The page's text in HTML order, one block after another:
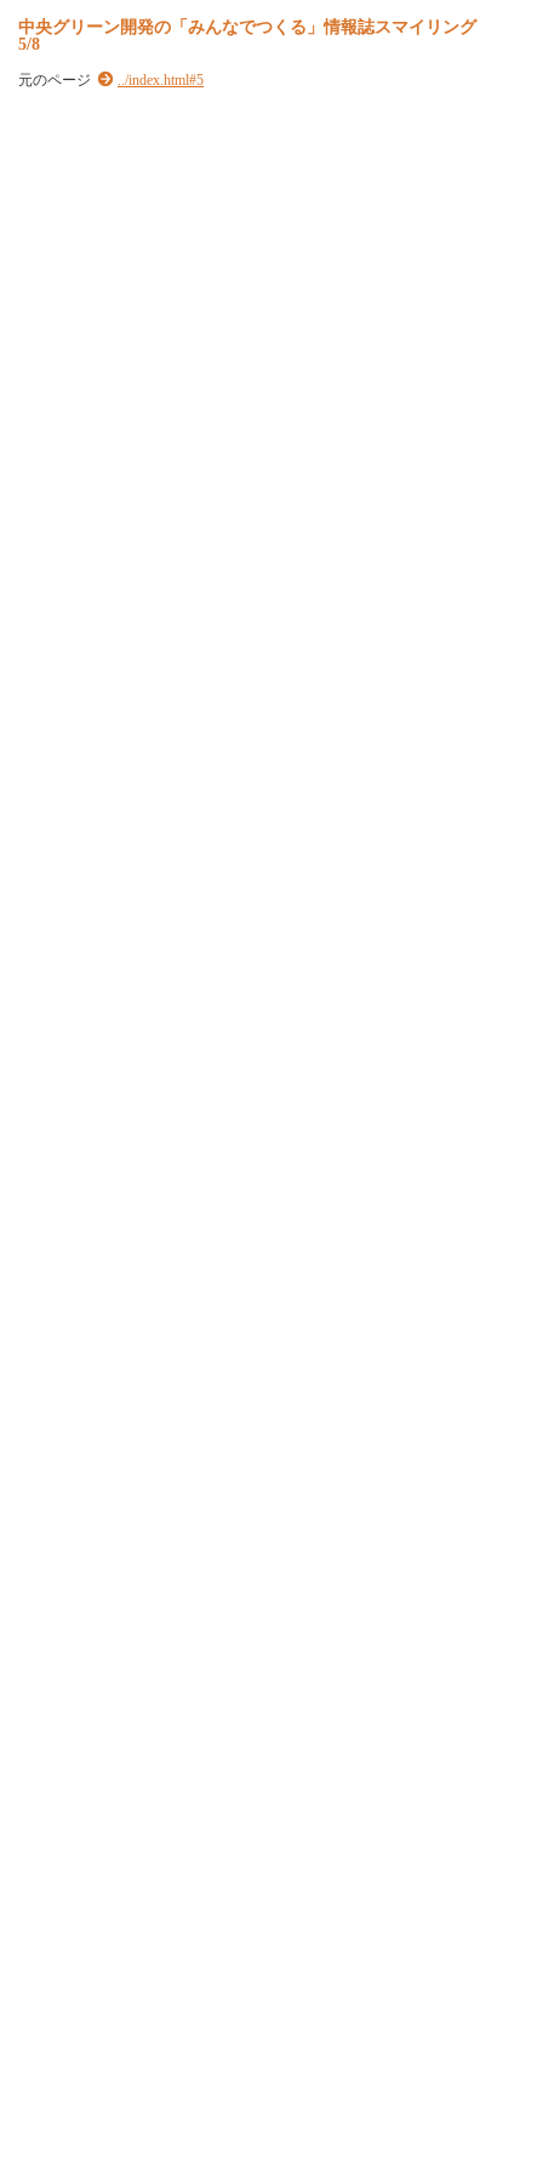
中央グリ ーン開発の 「みんなでつく る 」情報誌スマイ リ ング
5/8
元のページ ../index.html#5